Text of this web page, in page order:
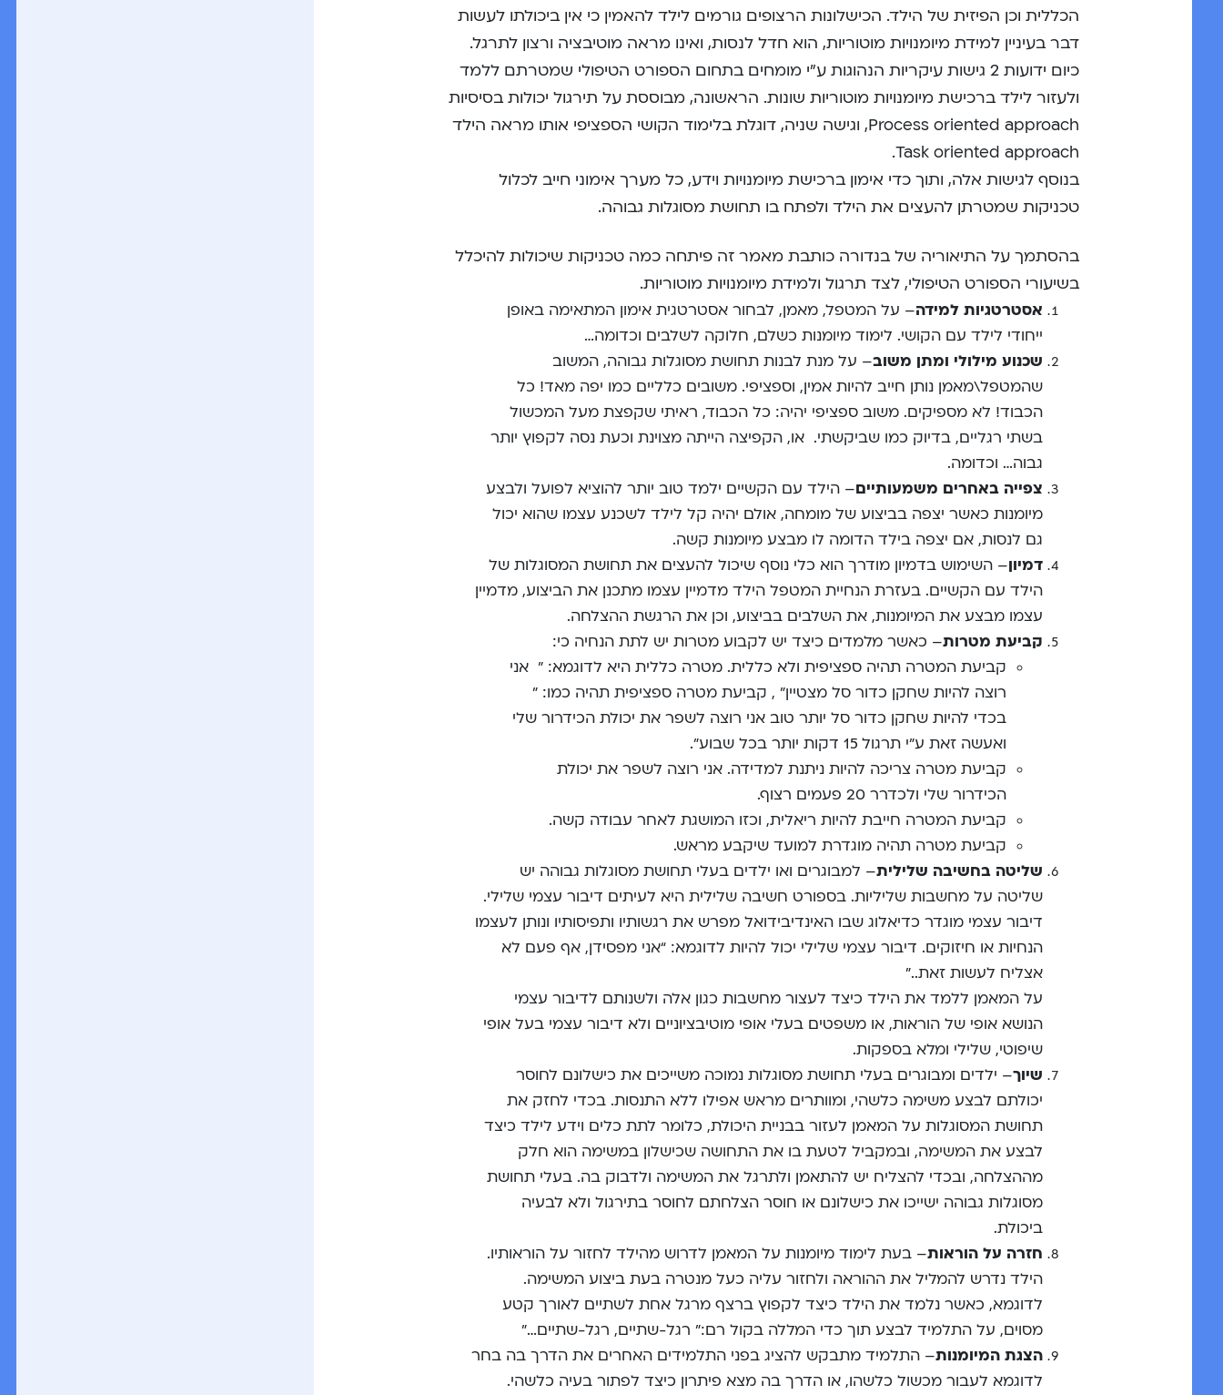
הכללית וכן הפיזית של הילד. הכישלונות הרצופים גורמים לילד להאמין כי אין ביכולתו לעשות
דבר בעיניין למידת מיומנויות מוטוריות, הוא חדל לנסות, ואינו מראה מוטיבציה ורצון לתרגל.
כיום ידועות 2 גישות עיקריות הנהוגות ע”י מומחים בתחום הספורט הטיפולי שמטרתם ללמד
ולעזור לילד ברכישת מיומנויות מוטוריות שונות. הראשונה, מבוססת על תירגול יכולות בסיסיות
Process oriented approach, וגישה שניה, דוגלת בלימוד הקושי הספציפי אותו מראה הילד
Task oriented approach.
בנוסף לגישות אלה, ותוך כדי אימון ברכישת מיומנויות וידע, כל מערך אימוני חייב לכלול
טכניקות שמטרתן להעצים את הילד ולפתח בו תחושת מסוגלות גבוהה.
בהסתמך על התיאוריה של בנדורה כותבת מאמר זה פיתחה כמה טכניקות שיכולות להיכלל
בשיעורי הספורט הטיפולי, לצד תרגול ולמידת מיומנויות מוטוריות.
אסטרטגיות למידה– על המטפל, מאמן, לבחור אסטרטגית אימון המתאימה באופן
ייחודי לילד עם הקושי. לימוד מיומנות כשלם, חלוקה לשלבים וכדומה…
שכנוע מילולי ומתן משוב– על מנת לבנות תחושת מסוגלות גבוהה, המשוב
שהמטפל\מאמן נותן חייב להיות אמין, וספציפי. משובים כלליים כמו יפה מאד! כל
הכבוד! לא מספיקים. משוב ספציפי יהיה: כל הכבוד, ראיתי שקפצת מעל המכשול
בשתי רגליים, בדיוק כמו שביקשתי. או, הקפיצה הייתה מצוינת וכעת נסה לקפוץ יותר
גבוה… וכדומה.
צפייה באחרים משמעותיים– הילד עם הקשיים ילמד טוב יותר להוציא לפועל ולבצע
מיומנות כאשר יצפה בביצוע של מומחה, אולם יהיה קל לילד לשכנע עצמו שהוא יכול
גם לנסות, אם יצפה בילד הדומה לו מבצע מיומנות קשה.
דמיון– השימוש בדמיון מודרך הוא כלי נוסף שיכול להעצים את תחושת המסוגלות של
הילד עם הקשיים. בעזרת הנחיית המטפל הילד מדמיין עצמו מתכנן את הביצוע, מדמיין
עצמו מבצע את המיומנות, את השלבים בביצוע, וכן את הרגשת ההצלחה.
קביעת מטרות– כאשר מלמדים כיצד יש לקבוע מטרות יש לתת הנחיה כי:
קביעת המטרה תהיה ספציפית ולא כללית. מטרה כללית היא לדוגמא: ” אני
רוצה להיות שחקן כדור סל מצטיין” , קביעת מטרה ספציפית תהיה כמו: ”
בכדי להיות שחקן כדור סל יותר טוב אני רוצה לשפר את יכולת הכידרור שלי
ואעשה זאת ע”י תרגול 15 דקות יותר בכל שבוע”.
קביעת מטרה צריכה להיות ניתנת למדידה. אני רוצה לשפר את יכולת
הכידרור שלי ולכדרר 20 פעמים רצוף.
קביעת המטרה חייבת להיות ריאלית, וכזו המושגת לאחר עבודה קשה.
קביעת מטרה תהיה מוגדרת למועד שיקבע מראש.
שליטה בחשיבה שלילית– למבוגרים ואו ילדים בעלי תחושת מסוגלות גבוהה יש
שליטה על מחשבות שליליות. בספורט חשיבה שלילית היא לעיתים דיבור עצמי שלילי.
דיבור עצמי מוגדר כדיאלוג שבו האינדיבידואל מפרש את רגשותיו ותפיסותיו ונותן לעצמו
הנחיות או חיזוקים. דיבור עצמי שלילי יכול להיות לדוגמא: “אני מפסידן, אף פעם לא
אצליח לעשות זאת..”
על המאמן ללמד את הילד כיצד לעצור מחשבות כגון אלה ולשנותם לדיבור עצמי
הנושא אופי של הוראות, או משפטים בעלי אופי מוטיבציוניים ולא דיבור עצמי בעל אופי
שיפוטי, שלילי ומלא בספקות.
שיוך– ילדים ומבוגרים בעלי תחושת מסוגלות נמוכה משייכים את כישלונם לחוסר
יכולתם לבצע משימה כלשהי, ומוותרים מראש אפילו ללא התנסות. בכדי לחזק את
תחושת המסוגלות על המאמן לעזור בבניית היכולת, כלומר לתת כלים וידע לילד כיצד
לבצע את המשימה, ובמקביל לטעת בו את התחושה שכישלון במשימה הוא חלק
מההצלחה, ובכדי להצליח יש להתאמן ולתרגל את המשימה ולדבוק בה. בעלי תחושת
מסוגלות גבוהה ישייכו את כישלונם או חוסר הצלחתם לחוסר בתירגול ולא לבעיה
ביכולת.
חזרה על הוראות– בעת לימוד מיומנות על המאמן לדרוש מהילד לחזור על הוראותיו.
הילד נדרש להמליל את ההוראה ולחזור עליה כעל מנטרה בעת ביצוע המשימה.
לדוגמא, כאשר נלמד את הילד כיצד לקפוץ ברצף מרגל אחת לשתיים לאורך קטע
מסוים, על התלמיד לבצע תוך כדי המללה בקול רם:” רגל-שתיים, רגל-שתיים…”
הצגת המיומנות– התלמיד מתבקש להציג בפני התלמידים האחרים את הדרך בה בחר
לדוגמא לעבור מכשול כלשהו, או הדרך בה מצא פיתרון כיצד לפתור בעיה כלשהי.